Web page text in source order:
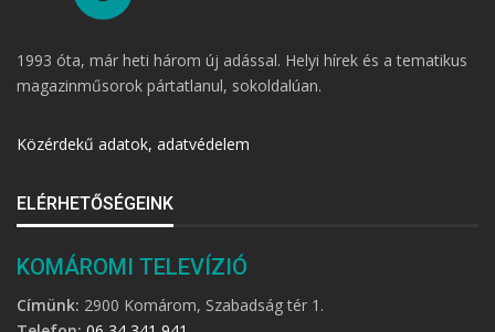
1993 óta, már heti három új adással. Helyi hírek és a tematikus
magazinműsorok pártatlanul, sokoldalúan.
Közérdekű adatok, adatvédelem
ELÉRHETŐSÉGEINK
KOMÁROMI TELEVÍZIÓ
Címünk: 2900 Komárom, Szabadság tér 1.